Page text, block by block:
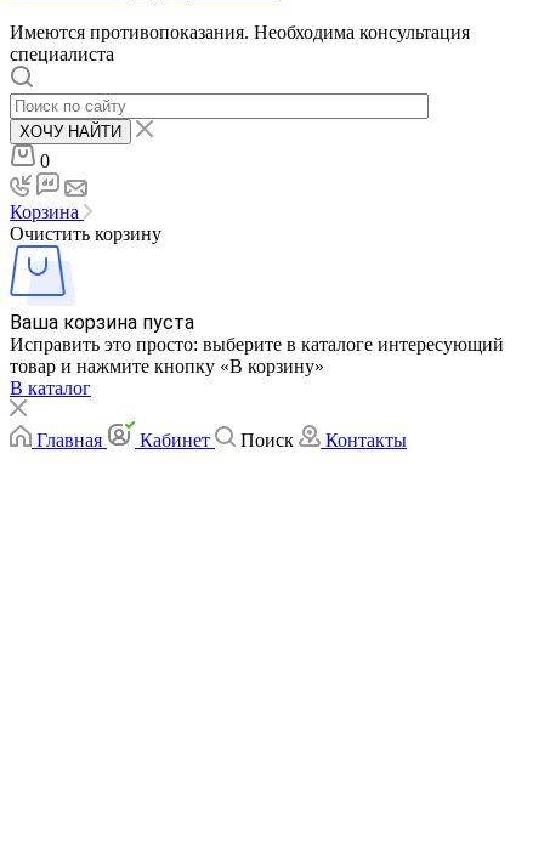
Имеются противопоказания. Необходима консультация
специалиста
ХОЧУ НАЙТИ
0
Корзина
Очистить корзину
Ваша корзина пуста
Исправить это просто: выберите в каталоге интересующий
товар и нажмите кнопку «В корзину»
В каталог
Главная Кабинет Поиск Контакты